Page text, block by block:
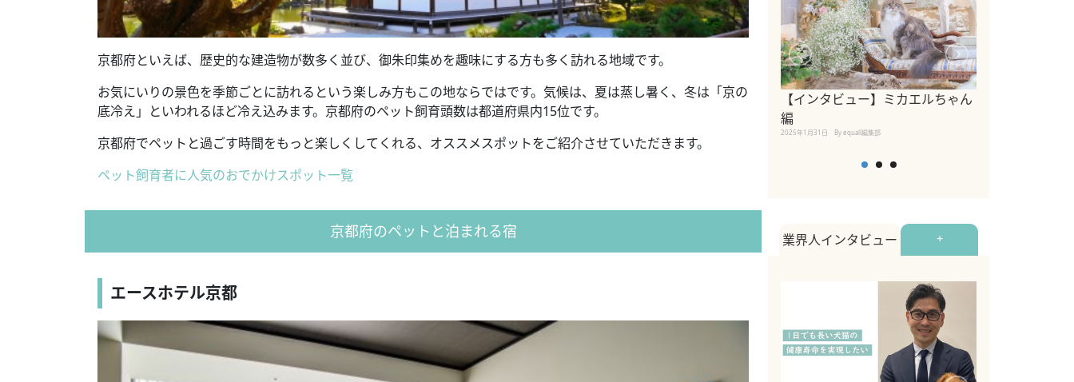
京都府といえば、歴史的な建造物が数多く並び、御朱印集めを趣味にする方も多く訪れる地域です。
お気にいりの景色を季節ごとに訪れるという楽しみ方もこの地ならではです。気候は、夏は蒸し暑く、冬は「京の
底冷え」といわれるほど冷え込みます。京都府のペット飼育頭数は都道府県内15位です。
京都府でペットと過ごす時間をもっと楽しくしてくれる、オススメスポットをご紹介させていただきます。
ペット飼育者に人気のおでかけスポット一覧
京都府のペットと泊まれる宿
エースホテル京都
【インタビュー】ミカエルちゃん
編
2025年1月31日 By equall編集部
業界人インタビュー +